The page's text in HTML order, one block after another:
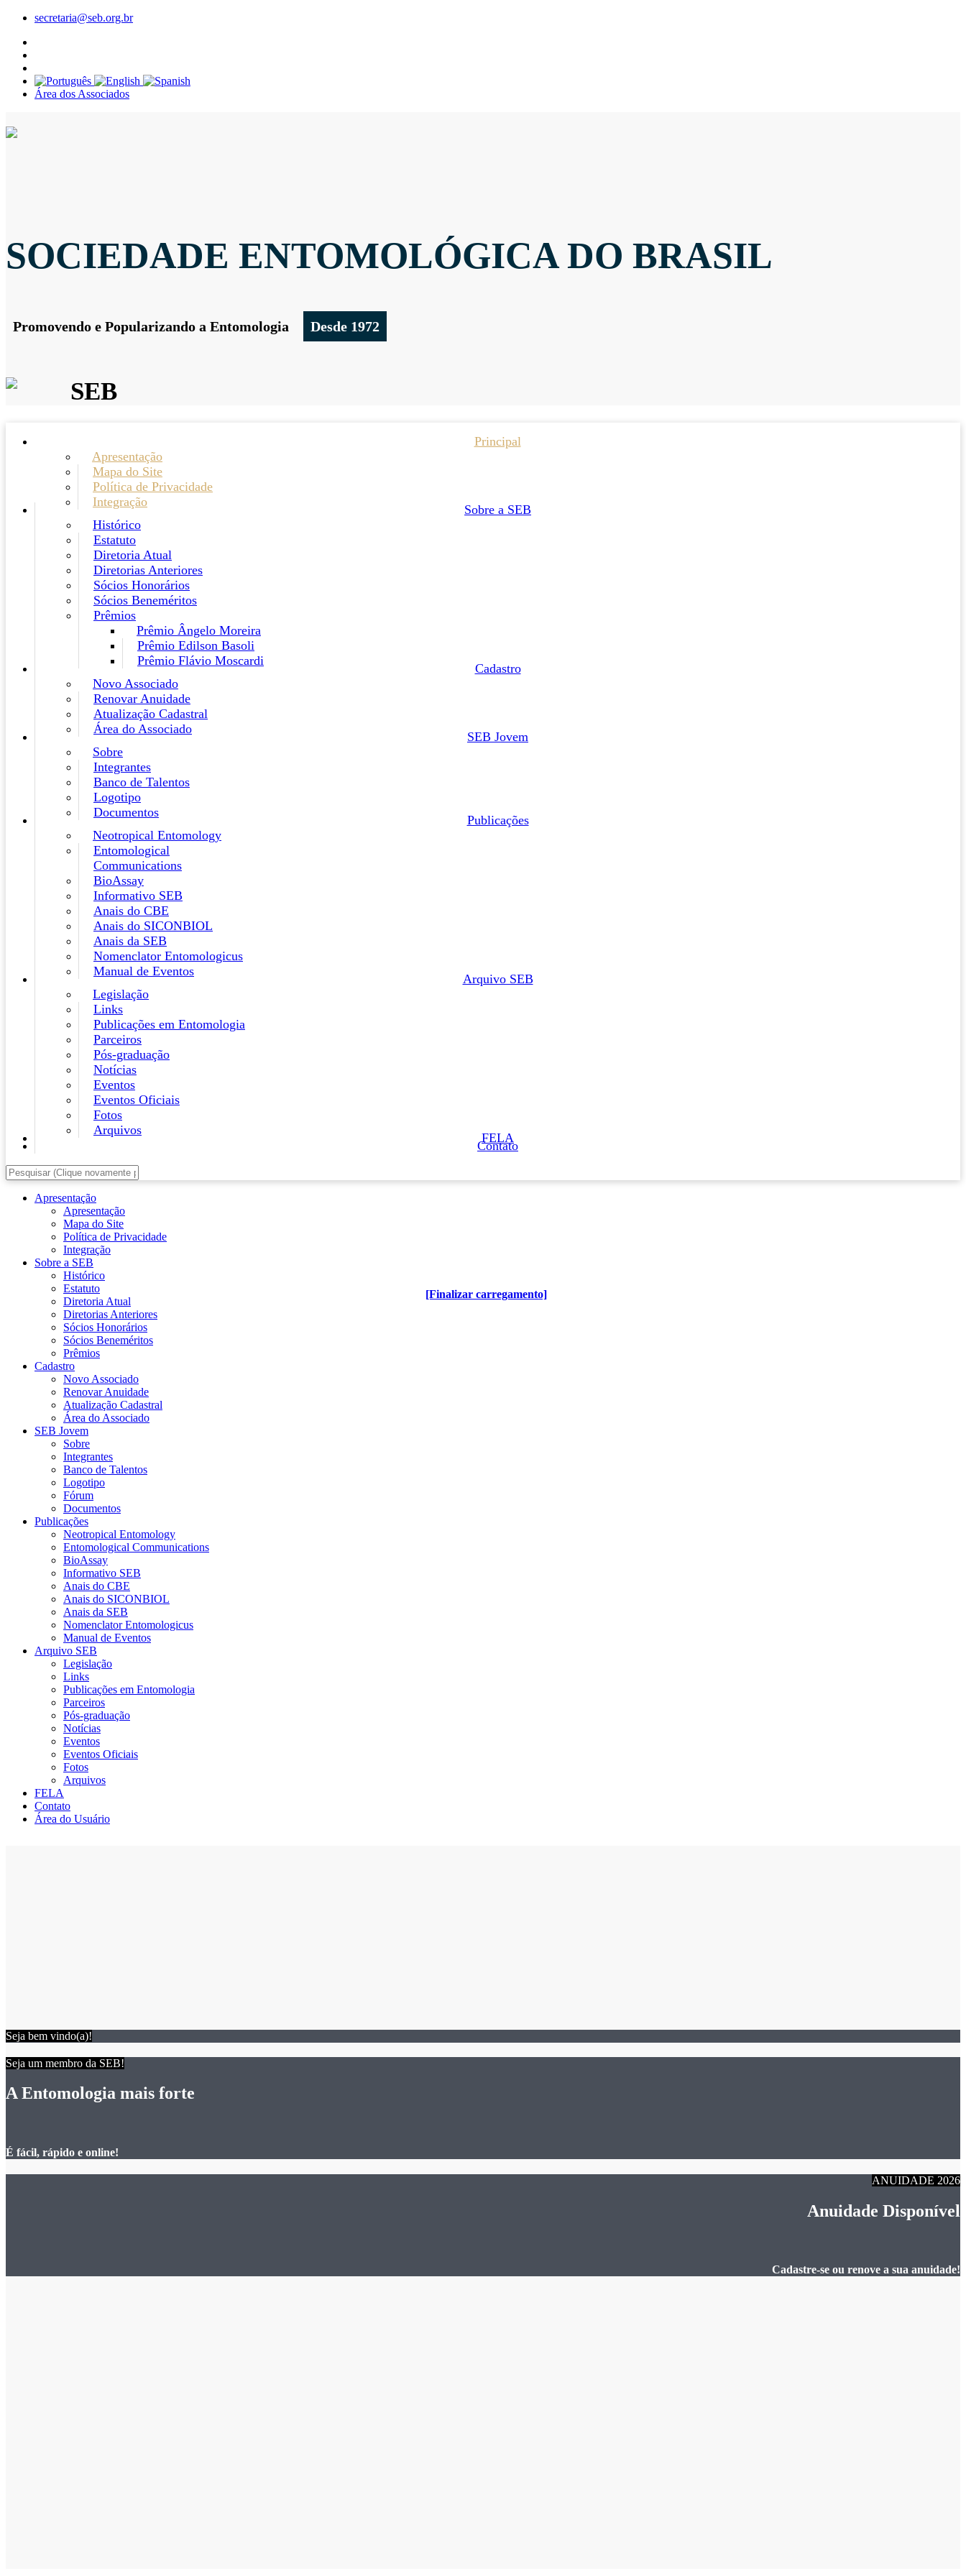
[Finalizar carregamento]
secretaria@seb.org.br
Área dos Associados
SOCIEDADE ENTOMOLÓGICA DO BRASIL
Promovendo e Popularizando a Entomologia Desde 1972
SEB
Principal
Apresentação
Mapa do Site
Política de Privacidade
Integração
Sobre a SEB
Histórico
Estatuto
Diretoria Atual
Diretorias Anteriores
Sócios Honorários
Sócios Beneméritos
Prêmios
Prêmio Ângelo Moreira
Prêmio Edilson Basoli
Prêmio Flávio Moscardi
Cadastro
Novo Associado
Renovar Anuidade
Atualização Cadastral
Área do Associado
SEB Jovem
Sobre
Integrantes
Banco de Talentos
Logotipo
Documentos
Publicações
Neotropical Entomology
Entomological
Communications
BioAssay
Informativo SEB
Anais do CBE
Anais do SICONBIOL
Anais da SEB
Nomenclator Entomologicus
Manual de Eventos
Arquivo SEB
Legislação
Links
Publicações em Entomologia
Parceiros
Pós-graduação
Notícias
Eventos
Eventos Oficiais
Fotos
Arquivos
FELA
Contato
Apresentação
Apresentação
Mapa do Site
Política de Privacidade
Integração
Sobre a SEB
Histórico
Estatuto
Diretoria Atual
Diretorias Anteriores
Sócios Honorários
Sócios Beneméritos
Prêmios
Cadastro
Novo Associado
Renovar Anuidade
Atualização Cadastral
Área do Associado
SEB Jovem
Sobre
Integrantes
Banco de Talentos
Logotipo
Fórum
Documentos
Publicações
Neotropical Entomology
Entomological Communications
BioAssay
Informativo SEB
Anais do CBE
Anais do SICONBIOL
Anais da SEB
Nomenclator Entomologicus
Manual de Eventos
Arquivo SEB
Legislação
Links
Publicações em Entomologia
Parceiros
Pós-graduação
Notícias
Eventos
Eventos Oficiais
Fotos
Arquivos
FELA
Contato
Área do Usuário
Seja bem vindo(a)!
Seja um membro da SEB!
A Entomologia mais forte
É fácil, rápido e online!
ANUIDADE 2026
Anuidade Disponível
Cadastre-se ou renove a sua anuidade!